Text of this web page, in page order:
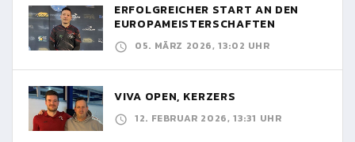
ERFOLGREICHER START AN DEN
EUROPAMEISTERSCHAFTEN
05. MÄRZ 2026, 13:02 UHR
VIVA OPEN, KERZERS
12. FEBRUAR 2026, 13:31 UHR